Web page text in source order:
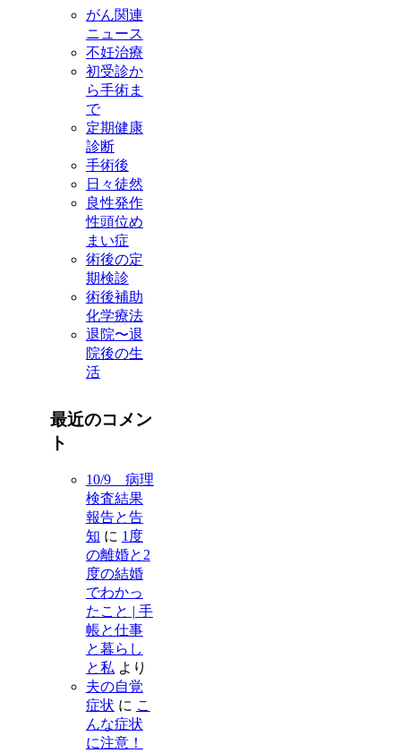
がん関連
ニュース
不妊治療
初受診か
ら手術ま
で
定期健康
診断
手術後
日々徒然
良性発作
性頭位め
まい症
術後の定
期検診
術後補助
化学療法
退院〜退
院後の生
活
最近のコメン
ト
10/9 病理
検査結果
報告と告
知 に 1度
の離婚と2
度の結婚
でわかっ
たこと | 手
帳と仕事
と暮らし
と私より
夫の自覚
症状 に こ
んな症状
に注意！